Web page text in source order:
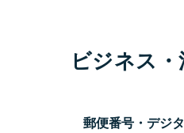
ビジネス
郵便番号・デジ